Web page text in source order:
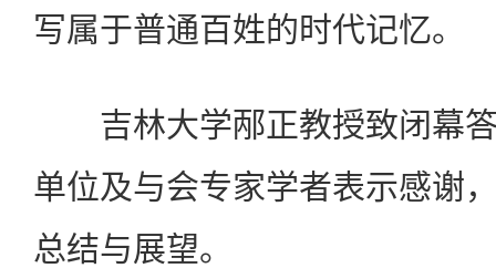
写属于普通百姓的时代记忆。
吉林大学邴正教授致闭幕答
单位及与会专家学者表示感谢
总结与展望。